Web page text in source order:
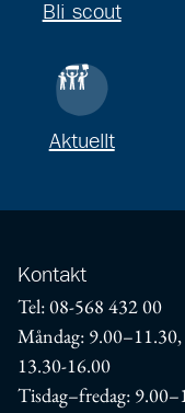
Bli scout
Aktuellt
Kontakt
Tel: 08-568 432 00
Måndag: 9.00–11.30,
13.30-16.00
Tisdag–fredag: